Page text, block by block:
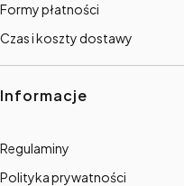
Formy płatności
Czas i koszty dostawy
Informacje
Regulaminy
Polityka prywatności